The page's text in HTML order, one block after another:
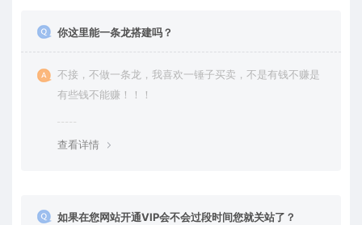
你这里能一条龙搭建吗？
不接，不做一条龙，我喜欢一锤子买卖，不是有钱不赚是
有些钱不能赚！！！
查看详情
如果在您网站开通VIP会不会过段时间您就关站了？